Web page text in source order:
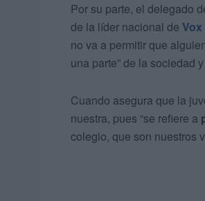
Por su parte, el delegado
de la líder nacional de Vox
no va a permitir que
una parte” de la sociedad
Cuando asegura que la
nuestra, pues “se refiere a
colegio, que son nuestros